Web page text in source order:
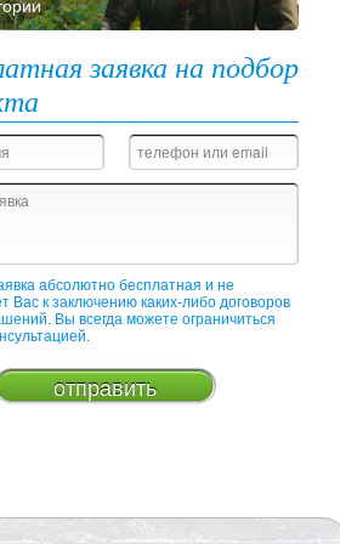
заявка на подбор
абсолютно бесплатная и не
Вас к заключению каких-либо договоров
Вы всегда можете ограничиться